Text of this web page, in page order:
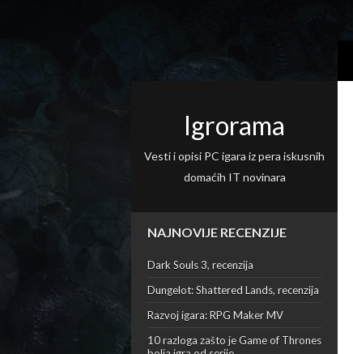
Igrorama
Vesti i opisi PC igara iz pera iskusnih
domaćih IT novinara
NAJNOVIJE RECENZIJE
Dark Souls 3, recenzija
Dungelot: Shattered Lands, recenzija
Razvoj igara: RPG Maker MV
10 razloga zašto je Game of Thrones